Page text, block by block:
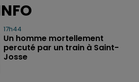
17h44
Un homme mortellement
percuté par un train à Saint-
Josse